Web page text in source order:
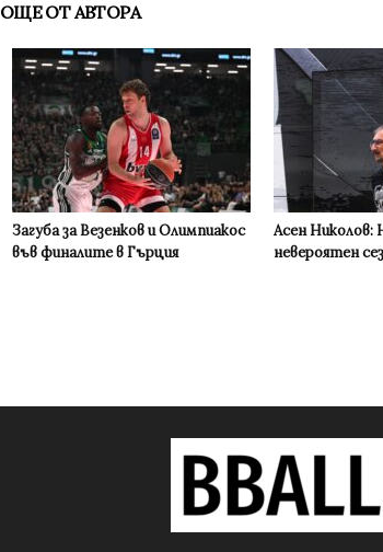
ОЩЕ ОТ АВТОРА
Загуба за Везенков и Олимпиакос
във финалите в Гърция
Асен Николов:
невероятен